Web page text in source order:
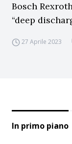
Bosch
“deep
27 Aprile 2023
In primo piano